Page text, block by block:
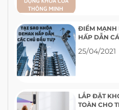
ĐIỂM MẠNH
HẤP DẪN
25/04/2021
LẮP ĐẶT
TOÀN CHO